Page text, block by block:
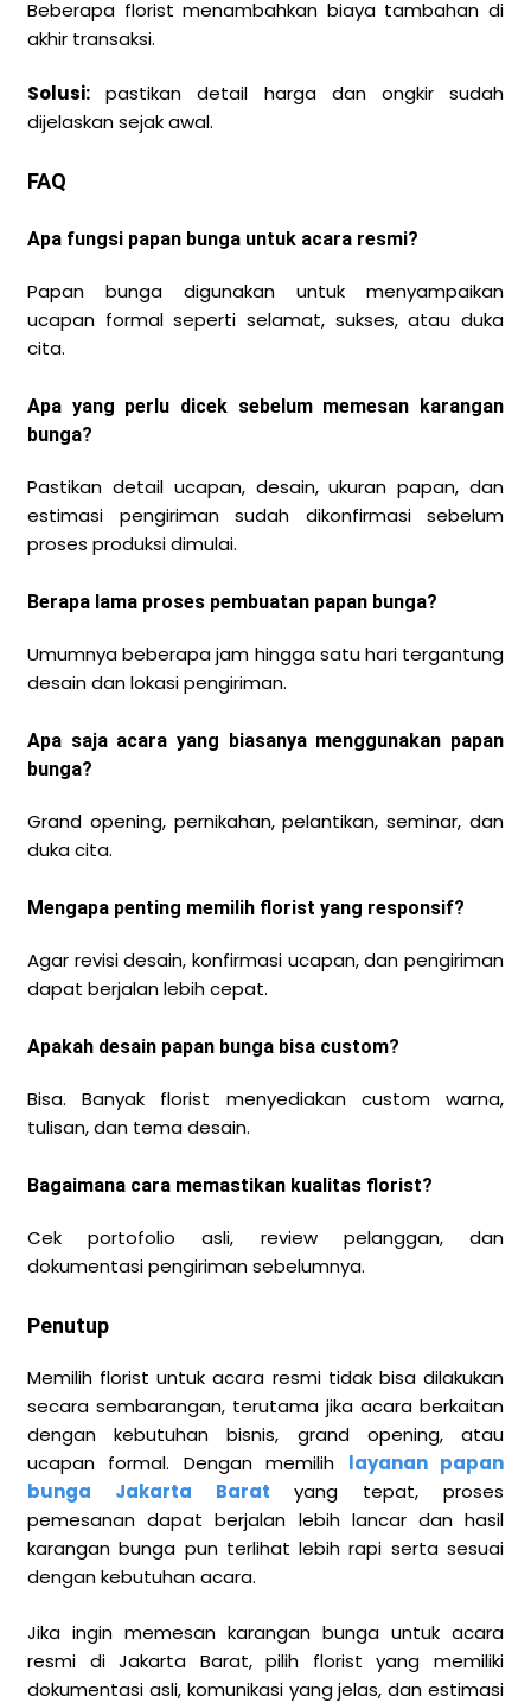
Beberapa florist menambahkan biaya tambahan di
akhir transaksi.
Solusi: pastikan detail harga dan ongkir sudah
dijelaskan sejak awal.
FAQ
Apa fungsi papan bunga untuk acara resmi?
Papan bunga digunakan untuk menyampaikan
ucapan formal seperti selamat, sukses, atau duka
cita.
Apa yang perlu dicek sebelum memesan karangan
bunga?
Pastikan detail ucapan, desain, ukuran papan, dan
estimasi pengiriman sudah dikonfirmasi sebelum
proses produksi dimulai.
Berapa lama proses pembuatan papan bunga?
Umumnya beberapa jam hingga satu hari tergantung
desain dan lokasi pengiriman.
Apa saja acara yang biasanya menggunakan papan
bunga?
Grand opening, pernikahan, pelantikan, seminar, dan
duka cita.
Mengapa penting memilih florist yang responsif?
Agar revisi desain, konfirmasi ucapan, dan pengiriman
dapat berjalan lebih cepat.
Apakah desain papan bunga bisa custom?
Bisa. Banyak florist menyediakan custom warna,
tulisan, dan tema desain.
Bagaimana cara memastikan kualitas florist?
Cek portofolio asli, review pelanggan, dan
dokumentasi pengiriman sebelumnya.
Penutup
Memilih florist untuk acara resmi tidak bisa dilakukan
secara sembarangan, terutama jika acara berkaitan
dengan kebutuhan bisnis, grand opening, atau
ucapan formal. Dengan memilih layanan papan
bunga Jakarta Barat yang tepat, proses
pemesanan dapat berjalan lebih lancar dan hasil
karangan bunga pun terlihat lebih rapi serta sesuai
dengan kebutuhan acara.
Jika ingin memesan karangan bunga untuk acara
resmi di Jakarta Barat, pilih florist yang memiliki
dokumentasi asli, komunikasi yang jelas, dan estimasi